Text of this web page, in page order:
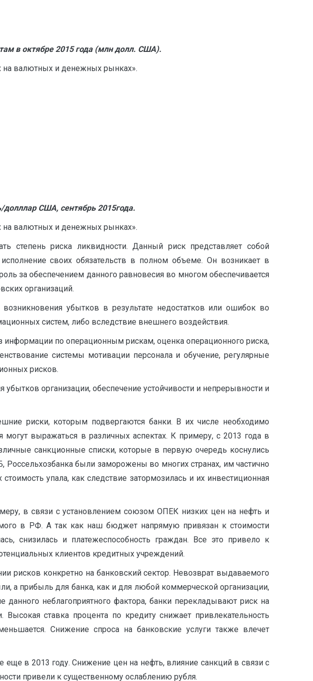
в октябре 2015года (млн долл. США).
на валютных и денежных рынках».
/долллар США, сентябрь 2015года.
на валютных и денежных рынках».
степень риска ликвидности. Данный риск представляет собой
своих обязательств в полном объеме. Он возникает в
за обеспечением данного равновесия во многом обеспечивается
организаций.
убытков в результате недостатков или ошибок во
систем, либо вследствие внешнего воздействия.
по операционным рискам, оценка операционного риска,
системы мотивации персонала и обучение, регулярные
рисков.
организации, обеспечение устойчивости и непрерывности и
риски, которым подвергаются банки. В их числе необходимо
выражаться в различных аспектах. К примеру, с 2013 года в
санкционные списки, которые в первую очередь коснулись
были заморожены во многих странах, им частично
упала, как следствие затормозилась и их инвестиционная
в связи с установлением союзом ОПЕК низких цен на нефть и
в РФ. А так как наш бюджет напрямую привязан к стоимости
снизилась и платежеспособность граждан. Все это привело к
клиентов кредитных учреждений.
рисков конкретно на банковский сектор. Невозврат выдаваемого
а прибыль для банка, как и для любой коммерческой организации,
неблагоприятного фактора, банки перекладывают риск на
ставка процента по кредиту снижает привлекательность
Снижение спроса на банковские услуги также влечет
в 2013 году. Снижение цен на нефть, влияние санкций в связи с
привели к существенному ослаблению рубля.